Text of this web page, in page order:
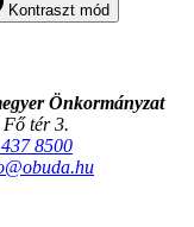
Kontraszt mód
Önkormányzat
Fő tér 3.
8500